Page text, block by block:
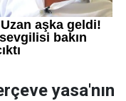
yasa'nın